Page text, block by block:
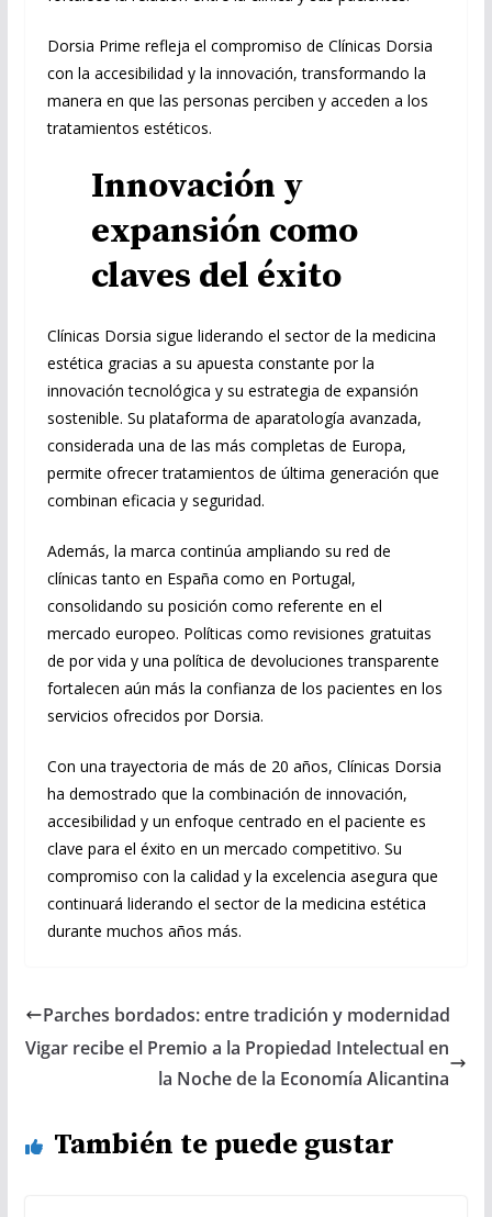
Dorsia Prime refleja el compromiso de Clínicas Dorsia
con la accesibilidad y la innovación, transformando la
manera en que las personas perciben y acceden a los
tratamientos estéticos.
Innovación y
expansión como
claves del éxito
Clínicas Dorsia sigue liderando el sector de la medicina
estética gracias a su apuesta constante por la
innovación tecnológica y su estrategia de expansión
sostenible. Su plataforma de aparatología avanzada,
considerada una de las más completas de Europa,
permite ofrecer tratamientos de última generación que
combinan eficacia y seguridad.
Además, la marca continúa ampliando su red de
clínicas tanto en España como en Portugal,
consolidando su posición como referente en el
mercado europeo. Políticas como revisiones gratuitas
de por vida y una política de devoluciones transparente
fortalecen aún más la confianza de los pacientes en los
servicios ofrecidos por Dorsia.
Con una trayectoria de más de 20 años, Clínicas Dorsia
ha demostrado que la combinación de innovación,
accesibilidad y un enfoque centrado en el paciente es
clave para el éxito en un mercado competitivo. Su
compromiso con la calidad y la excelencia asegura que
continuará liderando el sector de la medicina estética
durante muchos años más.
Parches bordados: entre tradición y modernidad
Vigar recibe el Premio a la Propiedad Intelectual en
la Noche de la Economía Alicantina
También te puede gustar